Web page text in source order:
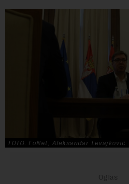
FOTO: FoNet, Aleksandar Levajković